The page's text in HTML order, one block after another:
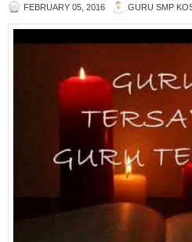
FEBRUARY 05, 2016 GURU SMP